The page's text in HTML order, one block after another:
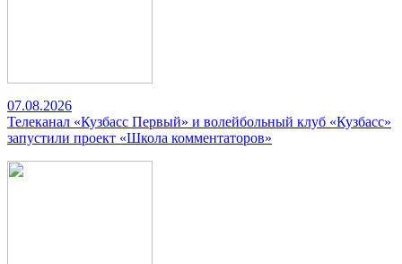
07.08.2026
Телеканал «Кузбасс Первый» и волейбольный клуб «Кузбасс»
запустили проект «Школа комментаторов»